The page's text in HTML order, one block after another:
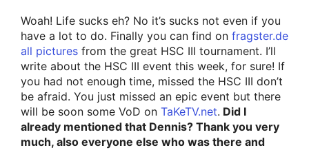
Woah! Life sucks eh? No it’s sucks not even if you
have a lot to do. Finally you can find on fragster.de
all pictures from the great HSC III tournament. I’ll
write about the HSC III event this week, for sure! If
you had not enough time, missed the HSC III don’t
be afraid. You just missed an epic event but there
will be soon some VoD on TaKeTV.net. Did I
already mentioned that Dennis? Thank you very
much, also everyone else who was there and